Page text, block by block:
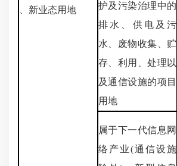
、新业态用地
护及污染治理中的
排水、供电及污
水、废物收集、贮
存、利用、处理以
及通信设施的项目
用地
属于下一代信息网
络产业(通信设施